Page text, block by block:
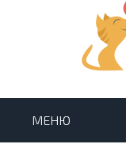
МЕНЮ